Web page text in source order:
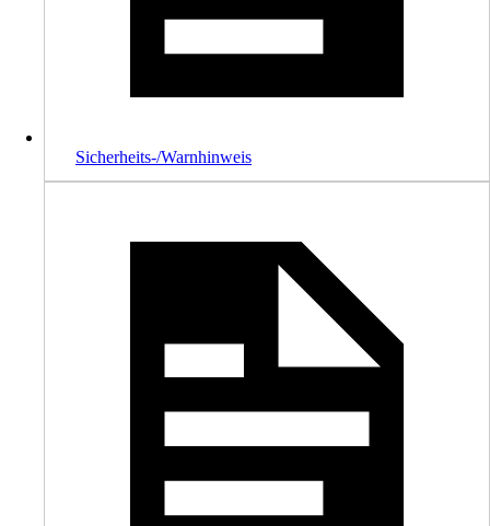
Sicherheits-/Warnhinweis